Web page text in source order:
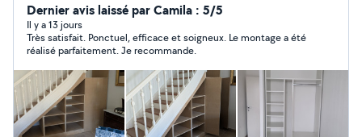
meuble,fabrication sur mesure, pose de pallissade,
terrasse,abri de jardin,rénovation fabrication de volet
ect....
Dernier avis laissé par Camila : 5/5
Il y a 13 jours
Très satisfait. Ponctuel, efficace et soigneux. Le montage a été
réalisé parfaitement. Je recommande.